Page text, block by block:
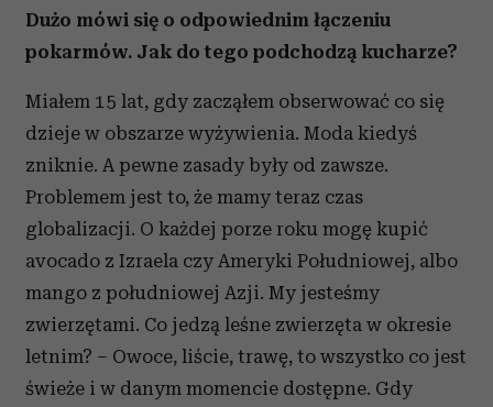
Dużo mówi się o odpowiednim łączeniu
pokarmów. Jak do tego podchodzą kucharze?
Miałem 15 lat, gdy zacząłem obserwować co się
dzieje w obszarze wyżywienia. Moda kiedyś
zniknie. A pewne zasady były od zawsze.
Problemem jest to, że mamy teraz czas
globalizacji. O każdej porze roku mogę kupić
avocado z Izraela czy Ameryki Południowej, albo
mango z południowej Azji. My jesteśmy
zwierzętami. Co jedzą leśne zwierzęta w okresie
letnim? – Owoce, liście, trawę, to wszystko co jest
świeże i w danym momencie dostępne. Gdy